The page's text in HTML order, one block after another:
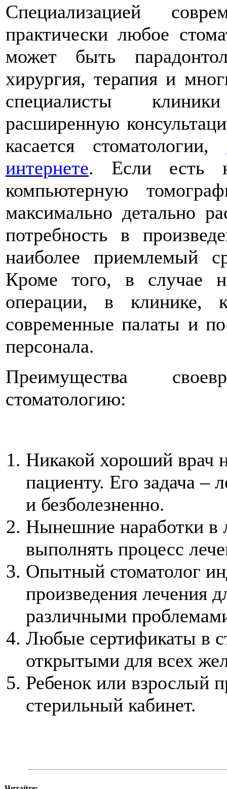
Специализацией
практически любое
может быть
хирургия, терапия и
специалисты
расширенную
касается стоматологии,
интернете. Если есть
компьютерную
максимально детально
потребность в
наиболее приемлемый
Кроме того, в случае
операции, в клинике,
современные палаты и
персонала.
Преимущества
стоматологию:
Никакой хороший врач
пациенту. Его задача –
и безболезненно.
Нынешние наработки в
выполнять процесс
Опытный стоматолог
произведения лечения
различными
Любые сертификаты в
открытыми для всех
Ребенок или взрослый
стерильный кабинет.